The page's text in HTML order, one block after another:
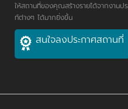
ให้สถานที่ของคุณสร้างรายได้จากงาน
ท์ต่างๆ ได้มากยิ่งขึ้น
สนใจลงประกาศสถานที่